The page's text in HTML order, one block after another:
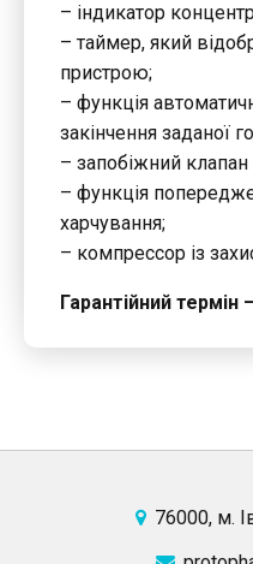
– індикатор
– таймер, який
пристрою;
– функція
закінчення заданої
– запобіжний
– функція
харчування;
– компрессор із
Гарантійний термін
76000, м.